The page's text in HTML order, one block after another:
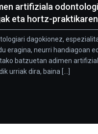
artifiziala
eta hortz-
dagokionez,
eragina, neurri handiagoan
batzuetan adimen
urriak dira, baina [...]